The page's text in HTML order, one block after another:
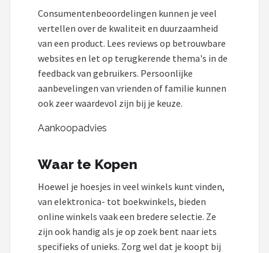
Consumentenbeoordelingen kunnen je veel
vertellen over de kwaliteit en duurzaamheid
van een product. Lees reviews op betrouwbare
websites en let op terugkerende thema's in de
feedback van gebruikers. Persoonlijke
aanbevelingen van vrienden of familie kunnen
ook zeer waardevol zijn bij je keuze.
Aankoopadvies
Waar te Kopen
Hoewel je hoesjes in veel winkels kunt vinden,
van elektronica- tot boekwinkels, bieden
online winkels vaak een bredere selectie. Ze
zijn ook handig als je op zoek bent naar iets
specifieks of unieks. Zorg wel dat je koopt bij